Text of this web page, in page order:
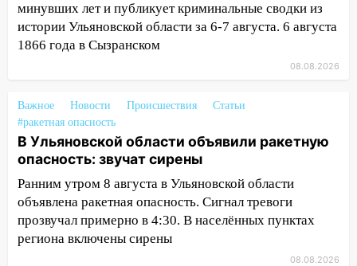
11:20 Ульяновская шахматистка
Валерия Клейменова выиграла два
золота в составе сборной мира
10:40 В Ульяновске спасатели ночью
нашли потерявшегося в заброшенных
садах 79-летнего мужчину
10:26 На нескольких улицах Ульяновска
временно отключили холодную воду
10:14 В Ульяновске двоих участников
коррупционной схемы при ЦГКБ
минувших лет и публикует криминальные сводки из
истории Ульяновской области за 6-7 августа. 6 августа
1866 года в Сызранском
08.08.2026
Важное Новости Происшествия
Статьи
#ракетная опасность
В Ульяновской области объявили ракетную
опасность: звучат сирены
Ранним утром 8 августа в Ульяновской области
объявлена ракетная опасность. Сигнал тревоги
прозвучал примерно в 4:30. В населённых пунктах
региона включены сирены
08.08.2026